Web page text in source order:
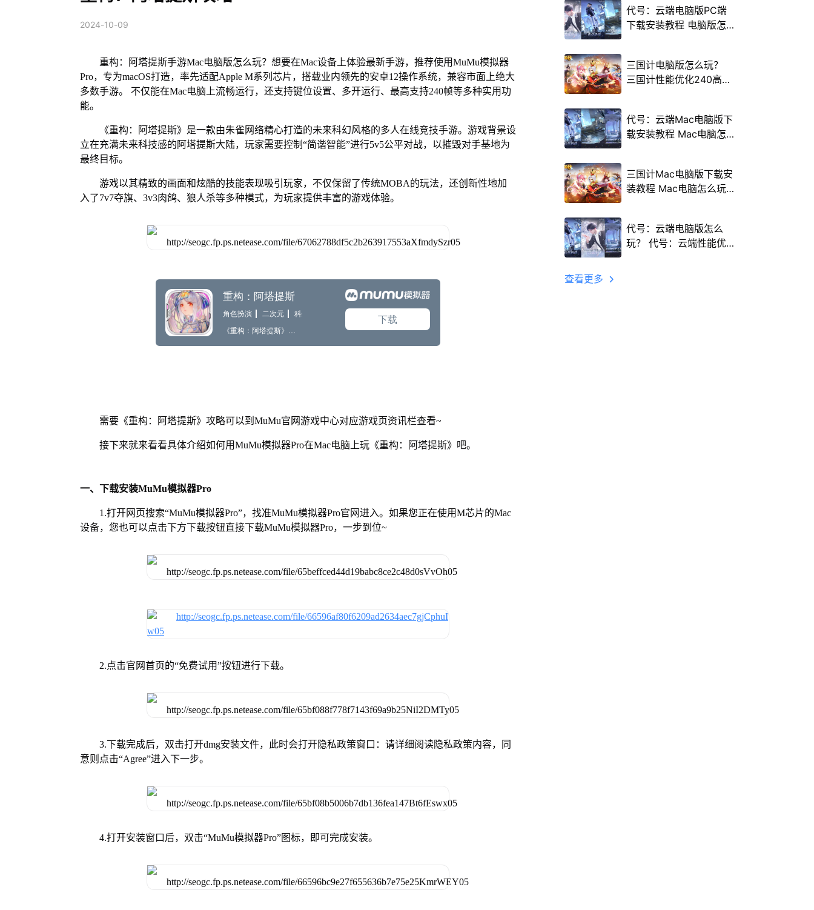
2024-10-09
重构：阿塔提斯手游Mac电脑版怎么玩？想要在Mac设备上体验最新手游，推荐使用MuMu模拟器
Pro，专为macOS打造，率先适配Apple M系列芯片，搭载业内领先的安卓12操作系统，兼容市面上绝大
多数手游。 不仅能在Mac电脑上流畅运行，还支持键位设置、多开运行、最高支持240帧等多种实用功
能。
《重构：阿塔提斯》是一款由朱雀网络精心打造的未来科幻风格的多人在线竞技手游。游戏背景设
立在充满未来科技感的阿塔提斯大陆，玩家需要控制“简谐智能”进行5v5公平对战，以摧毁对手基地为
最终目标。
游戏以其精致的画面和炫酷的技能表现吸引玩家，不仅保留了传统MOBA的玩法，还创新性地加
入了7v7夺旗、3v3肉鸽、狼人杀等多种模式，为玩家提供丰富的游戏体验。
需要《重构：阿塔提斯》攻略可以到MuMu官网游戏中心对应游戏页资讯栏查看~
接下来就来看看具体介绍如何用MuMu模拟器Pro在Mac电脑上玩《重构：阿塔提斯》吧。
一、下载安装MuMu模拟器Pro
1.打开网页搜索“MuMu模拟器Pro”，找准MuMu模拟器Pro官网进入。如果您正在使用M芯片的Mac
设备，您也可以点击下方下载按钮直接下载MuMu模拟器Pro，一步到位~
2.点击官网首页的“免费试用”按钮进行下载。
3.下载完成后，双击打开dmg安装文件，此时会打开隐私政策窗口：请详细阅读隐私政策内容，同
意则点击“Agree”进入下一步。
4.打开安装窗口后，双击“MuMu模拟器Pro”图标，即可完成安装。
代号：云端电脑版PC端
下载安装教程 电脑版怎
三国计电脑版怎么玩？
三国计性能优化240高帧
代号：云端Mac电脑版下
载安装教程 Mac电脑怎
三国计Mac电脑版下载安
装教程 Mac电脑怎么玩
代号：云端电脑版怎么
玩？ 代号：云端性能优
查看更多